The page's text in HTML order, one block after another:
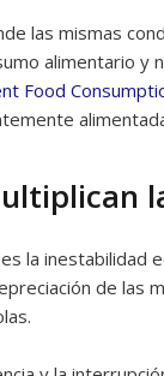
las mismas
alimentario y
Food
la inestabilidad
de las